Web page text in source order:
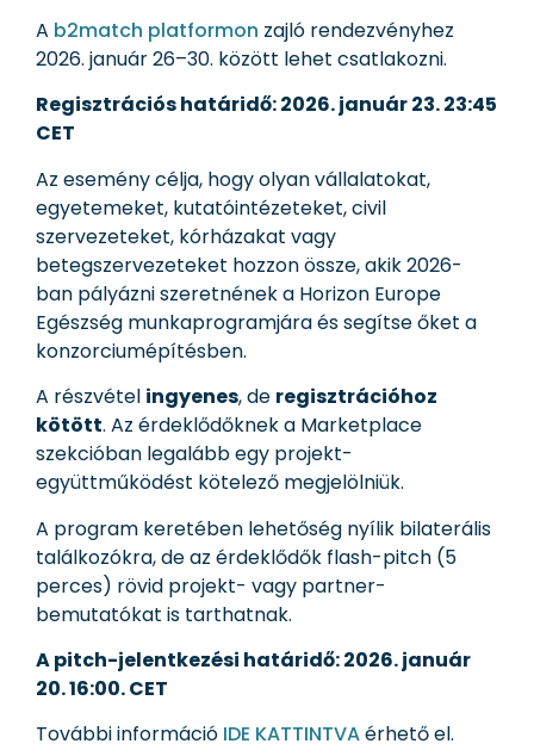
A b2match platformon zajló rendezvényhez
2026. január 26–30. között lehet csatlakozni.
Regisztrációs határidő: 2026. január 23. 23:45
CET
Az esemény célja, hogy olyan vállalatokat,
egyetemeket, kutatóintézeteket, civil
szervezeteket, kórházakat vagy
betegszervezeteket hozzon össze, akik 2026-
ban pályázni szeretnének a Horizon Europe
Egészség munkaprogramjára és segítse őket a
konzorciumépítésben.
A részvétel ingyenes, de regisztrációhoz
kötött. Az érdeklődőknek a Marketplace
szekcióban legalább egy projekt-
együttműködést kötelező megjelölniük.
A program keretében lehetőség nyílik bilaterális
találkozókra, de az érdeklődők flash-pitch (5
perces) rövid projekt- vagy partner-
bemutatókat is tarthatnak.
A pitch-jelentkezési határidő: 2026. január
20. 16:00. CET
További információ IDE KATTINTVAérhető el.